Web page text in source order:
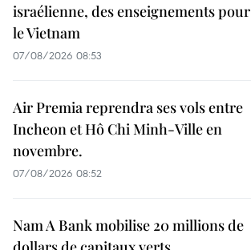
israélienne, des enseignements pour
le Vietnam
07/08/2026 08:53
Air Premia reprendra ses vols entre
Incheon et Hô Chi Minh-Ville en
novembre.
07/08/2026 08:52
Nam A Bank mobilise 20 millions de